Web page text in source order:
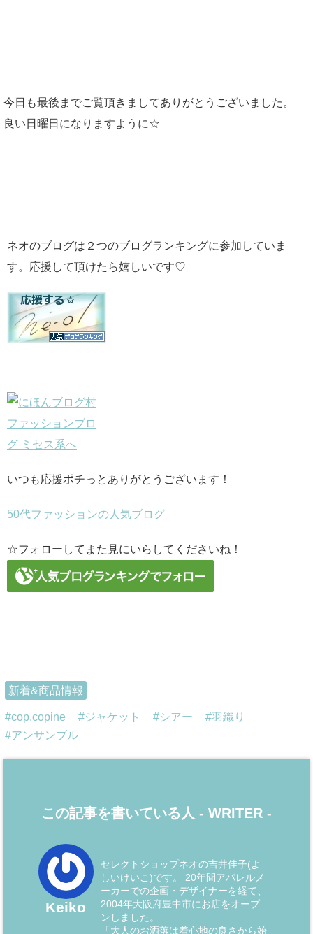
今日も最後までご覧頂きましてありがとうございました。
良い日曜日になりますように☆
ネオのブログは２つのブログランキングに参加していま
す。応援して頂けたら嬉しいです♡
いつも応援ポチっとありがとうございます！
50代ファッションの人気ブログ
☆フォローしてまた見にいらしてくださいね！
新着&商品情報
cop.copine ジャケット シアー
羽織り
アンサンブル
この記事を書いている人 - WRITER -
Keiko
セレクトショップネオの吉井佳子(よ
しいけいこ)です。 20年間アパレルメ
ーカーでの企画・デザイナーを経て、
2004年大阪府豊中市にお店をオープ
ンしました。
「大人のお洒落は着心地の良さから始